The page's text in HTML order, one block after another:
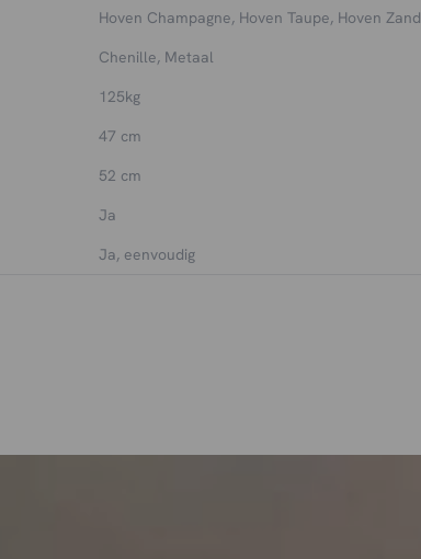
Hoven Champagne, Hoven Taupe, Hoven Zand
Chenille, Metaal
125kg
47 cm
52 cm
Ja
Ja, eenvoudig